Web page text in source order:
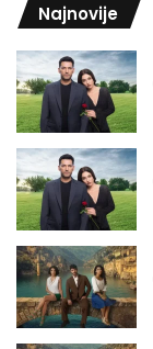
Najnovije